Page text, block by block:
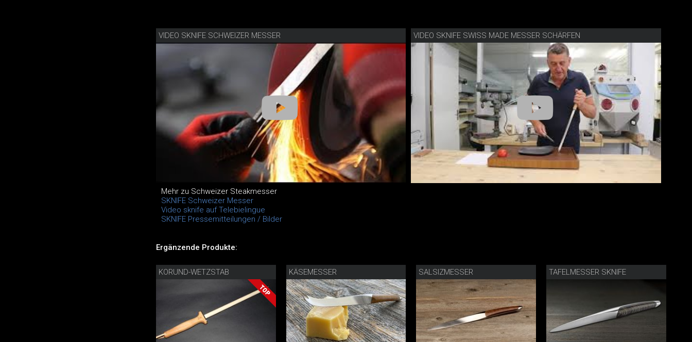
VIDEO SKNIFE SCHWEIZER MESSER VIDEO SKNIFE SWISS MADE MESSER SCHÄRFEN
Mehr zu Schweizer Steakmesser
SKNIFE Schweizer Messer
Video sknife auf Telebielingue
SKNIFE Pressemitteilungen / Bilder
Ergänzende Produkte:
KORUND-WETZSTAB KÄSEMESSER SALSIZMESSER TAFELMESSER SKNIFE